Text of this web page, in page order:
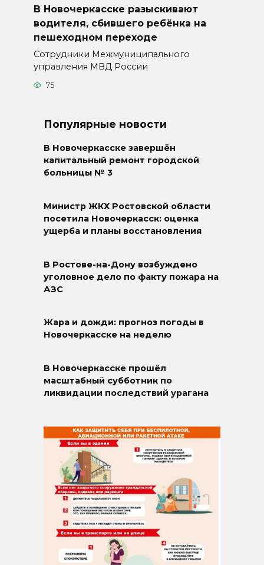
В Новочеркасске разыскивают
водителя, сбившего ребёнка на
пешеходном переходе
Сотрудники Межмуниципального
управления МВД России
75
Популярные новости
В Новочеркасске завершён
капитальный ремонт городской
больницы № 3
Министр ЖКХ Ростовской области
посетила Новочеркасск: оценка
ущерба и планы восстановления
В Ростове-на-Дону возбуждено
уголовное дело по факту пожара на
АЗС
Жара и дожди: прогноз погоды в
Новочеркасске на неделю
В Новочеркасске прошёл
масштабный субботник по
ликвидации последствий урагана